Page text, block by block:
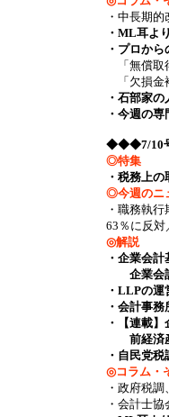
・中長期
・ML耳よ
・プロか
「無償取
「欠損金
・石部家
・今週の
◆◆◆7/10
◎特集
・税務上
◎今週のニ
・職務執
63％に反対
◎解説
・企業会
企業会
・LLPの
・会計事
・【連載
前経済産
・自民党
◎コラム・
・政府税
・会計士